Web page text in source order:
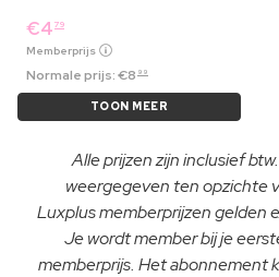
€4 79
Memberprijs
Normale prijs:€8 99
TOON MEER
Alle prijzen zijn inclusief
weergegeven ten opzichte
Luxplus memberprijzen gelden
Je wordt member bij je
memberprijs. Het abonnement